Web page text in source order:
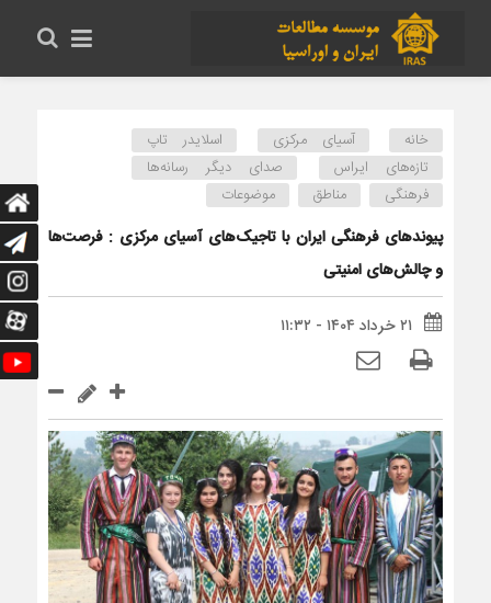
خانه آسیای مرکزی
اسلایدر تاپ
تازه‌های ایراس
صدای دیگر رسانه‌ها
فرهنگی
مناطق موضوعات
پیوندهای فرهنگی ایران با ​تاجیک‌های آسیای مرکزی : فرصت‌ها
و چالش‌های امنیتی
۲۱ خرداد ۱۴۰۴ - ۱۱:۳۲